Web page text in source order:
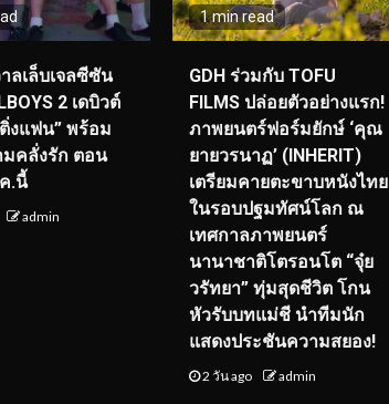
ลเล็บเจลซีซัน
2 เดบิวต์
งแฟน” พร้อม
มคลั่งรัก ตอน
.นี้
admin
1 min read
GDH ร่วมกับ TOFU
FILMS ปล่อยตัวอย่างแรก!
ภาพยนตร์ฟอร์มยักษ์ ‘คุณ
ยายวรนาฏ’ (INHERIT)
เตรียมคายตะขาบหนังไทย
ในรอบปฐมทัศน์โลก ณ
เทศกาลภาพยนตร์
นานาชาติโตรอนโต “จุ๋ย
วรัทยา” ทุ่มสุดชีวิต โกน
หัวรับบทแม่ชี นำทีมนัก
แสดงประชันความสยอง!
2 วัน ago admin